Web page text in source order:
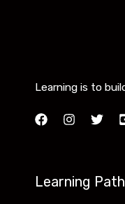
Learning is to
Learning Path